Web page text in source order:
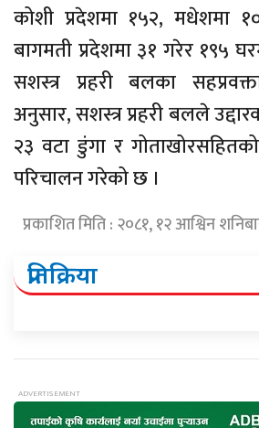
कोशी प्रदेशमा १५२, मधेशमा
बागमती प्रदेशमा ३१ गरेर १९५
सशस्त्र प्रहरी बलका
अनुसार, सशस्त्र प्रहरी बलले
२३ वटा डुंगा र
परिचालन गरेको छ ।
प्रकाशित मिति : २०८१, १२ आश्विन
प्रतिक्रिया